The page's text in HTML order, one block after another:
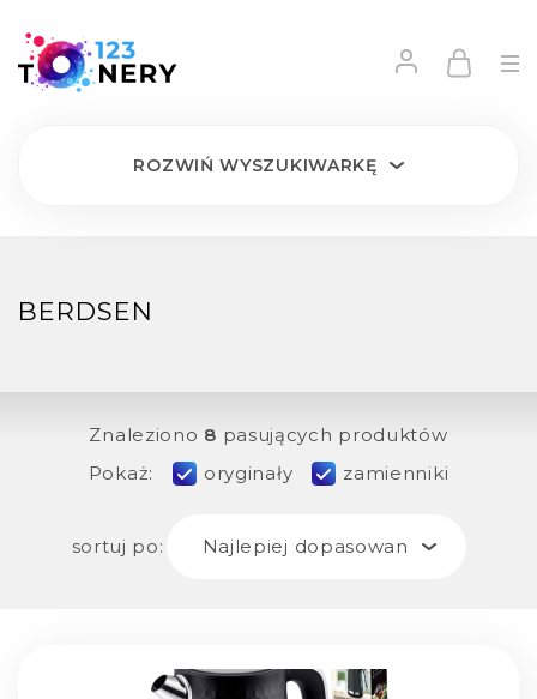
ROZWIŃ WYSZUKIWARKĘ
BERDSEN
Znaleziono 8 pasujących produktów
Pokaż:
oryginały zamienniki
sortuj po: Najlepiej dopasowane